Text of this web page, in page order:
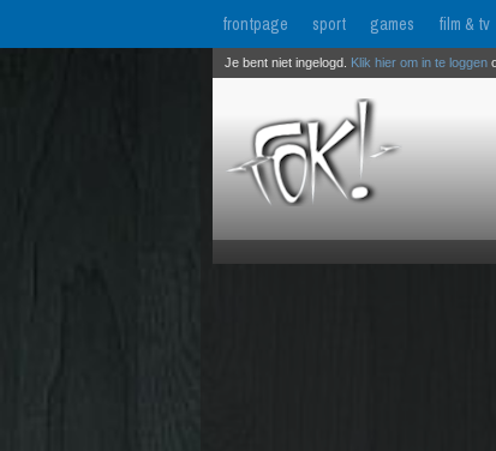
frontpage sport games film & tv
Je bent niet ingelogd. Klik hier om in te loggen